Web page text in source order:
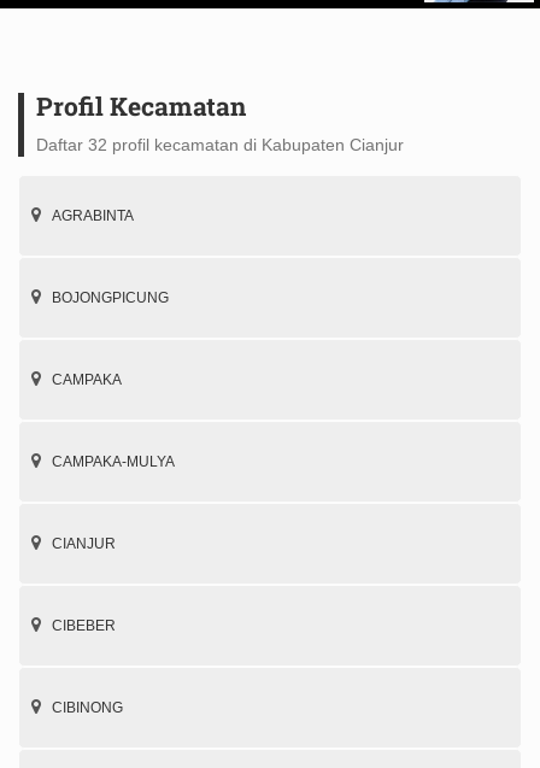
Profil Kecamatan
Daftar 32 profil kecamatan di Kabupaten Cianjur
AGRABINTA
BOJONGPICUNG
CAMPAKA
CAMPAKA-MULYA
CIANJUR
CIBEBER
CIBINONG